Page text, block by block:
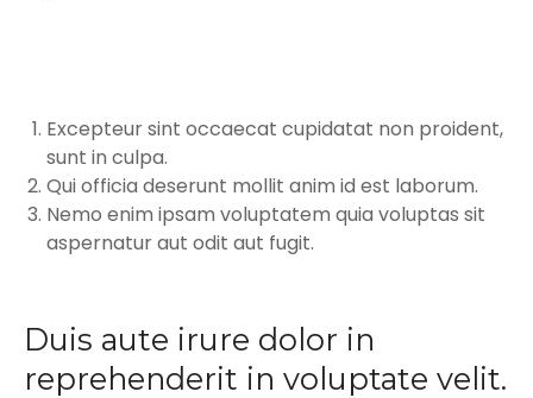
Excepteur sint occaecat cupidatat non proident,
sunt in culpa.
Qui officia deserunt mollit anim id est laborum.
Nemo enim ipsam voluptatem quia voluptas sit
aspernatur aut odit aut fugit.
Duis aute irure dolor in
reprehenderit in voluptate velit.